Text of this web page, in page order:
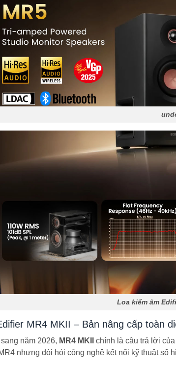
Loa kiểm âm
MR4 MKII – Bản nâng cấp toàn
năm 2026, MR4 MKII
chính là câu trả lời
nhưng đòi hỏi công nghệ kết nối kỹ thuật số